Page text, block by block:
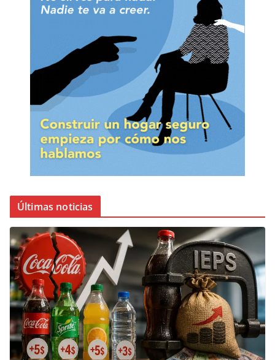
Últimas noticias